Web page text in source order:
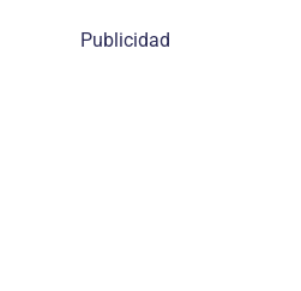
Publicidad